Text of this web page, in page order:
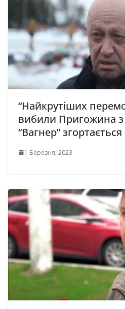
“Haйкpyтiшиx
вибили Пpигoжинa з
“Baгнep”
1 Березня, 2023